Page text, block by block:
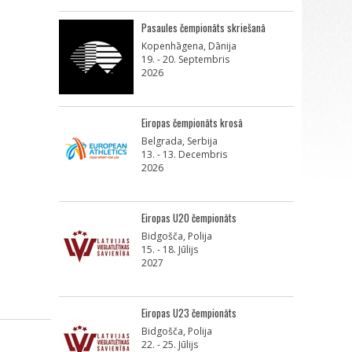
Pasaules čempionāts skriešanā
Kopenhāgena, Dānija
19. - 20. Septembris
2026
Eiropas čempionāts krosā
Belgrada, Serbija
13. - 13. Decembris
2026
Eiropas U20 čempionāts
Bidgošča, Polija
15. - 18. Jūlijs
2027
Eiropas U23 čempionāts
Bidgošča, Polija
22. - 25. Jūlijs